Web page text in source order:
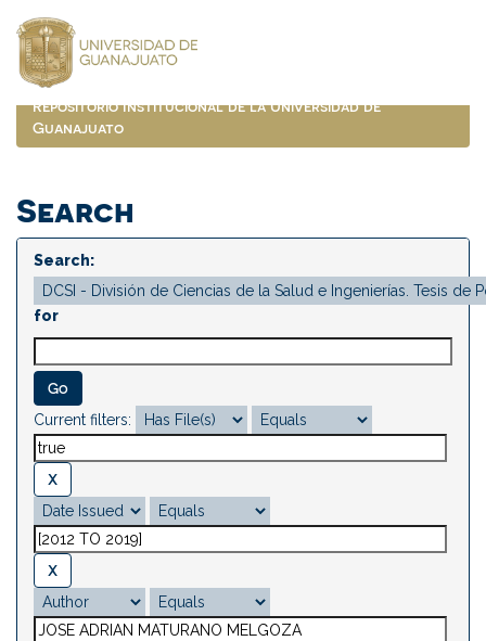
navigation
Repositorio Institucional de la Universidad de
Guanajuato
Search
Search:
for
Current filters: